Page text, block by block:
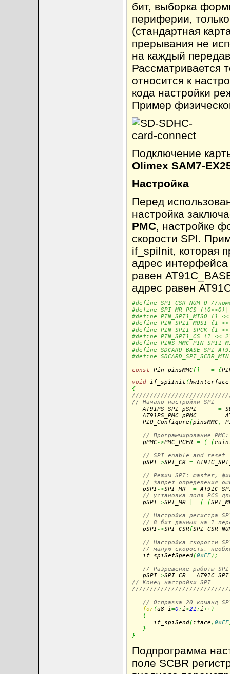
бит, выборка
периферии,
(стандартная
прерывания не
на каждый
Рассматривается
относится к
кода настройки
Пример
Подключение
Olimex SAM7-
Настройка
Перед
настройка
PMC, настройке
скорости SPI.
if_spiInit, которая
адрес
равен
адрес равен
#define SPI_CSR_NUM 0 //
#define SPI_MR_PCS
#define PIN_SPI1_MISO {1 <<
#define PIN_SPI1_MOSI {1 <<
#define PIN_SPI1_SPCK {1 <<
#define PIN_SPI1_CS {1 << 21,
#define PINS_MMC
#define SDCARD_BASE_SPI
#define
const Pin pinsMMC[ ] = {
void if_spiInit (
{
// Начало настройки SPI
AT91PS_SPI pSPI =
   AT91PS_PMC pPMC
=
   PIO_Configure
(pinsMMC,
// Программирование
   pPMC
->PMC_PCER = ( (
// SPI enable and reset
   pSPI
->SPI_CR =
// Режим SPI: master,
// запрет определения
   pSPI
->SPI_MR =
// установка поля PCS
   pSPI
->SPI_MR |= ( (
// Настройка регистра
// 8 бит данных на 1
   pSPI
->SPI_CSR[
// Настройка скорости
// малую скорость,
   if_spiSetSpeed
(0xFE) ;
// Разрешение работы SPI
   pSPI
->SPI_CR =
// Конец настройки SPI
// Отправка 20 команд
for(u8 i=0;i<21;i++)
{
      if_spiSend
(iface, 0xFF
}
}
Подпрограмма
поле SCBR